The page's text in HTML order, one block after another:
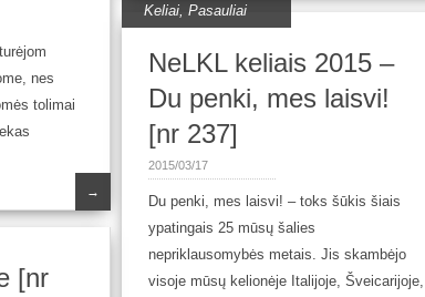
nes
tolimai
→
Keliai,Pasauliai
NeLKL keliais 2015 –
Du penki, mes laisvi!
[nr 237]
2015/03/17
Du penki, mes laisvi! – toks šūkis šiais
ypatingais 25 mūsų šalies
nepriklausomybės metais. Jis skambėjo
visoje mūsų kelionėje Italijoje, Šveicarijoje,
[nr